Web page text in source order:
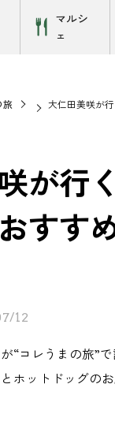
マルシ
ェ
旅 大仁田美咲が
が行
すす
12
“コレうまの旅”
ホットドッグの